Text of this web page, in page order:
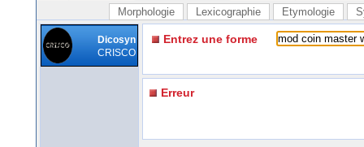
Morphologie Lexicographie Etymologie
Dicosyn
CRISCO
Entrez une forme
Erreur